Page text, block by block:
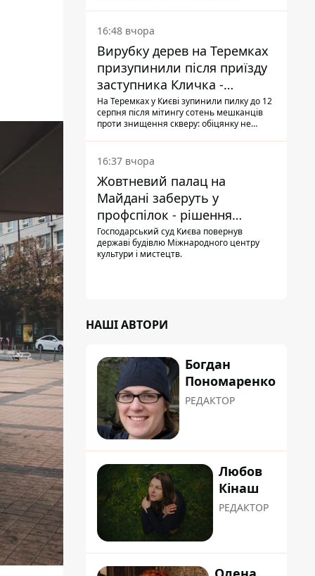
16:48 вчора
Вирубку дерев на Теремках
призупинили після приїзду
заступника Кличка -
почався діалог
На Теремках у Києві зупинили пилку до 12
серпня після мітингу сотень мешканців
проти знищення скверу: обіцянку не
прибув налагодити комунікацію
16:37 вчора
Жовтневий палац на
Майдані заберуть у
профспілок - рішення
Господарського суду
Господарський суд Києва повернув
державі будівлю Міжнародного центру
культури і мистецтв.
НАШІ АВТОРИ
Богдан
Пономаренко
РЕДАКТОР
Любов
Кінаш
РЕДАКТОР